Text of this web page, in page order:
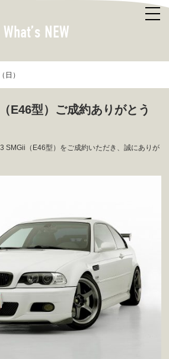
What’s NEW
日）
E46型）ご成約ありがとう
SMGii（E46型）をご成約いただき、誠にありが